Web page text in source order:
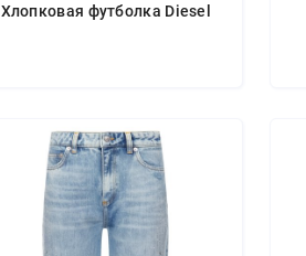
Хлопковая футболка Diesel